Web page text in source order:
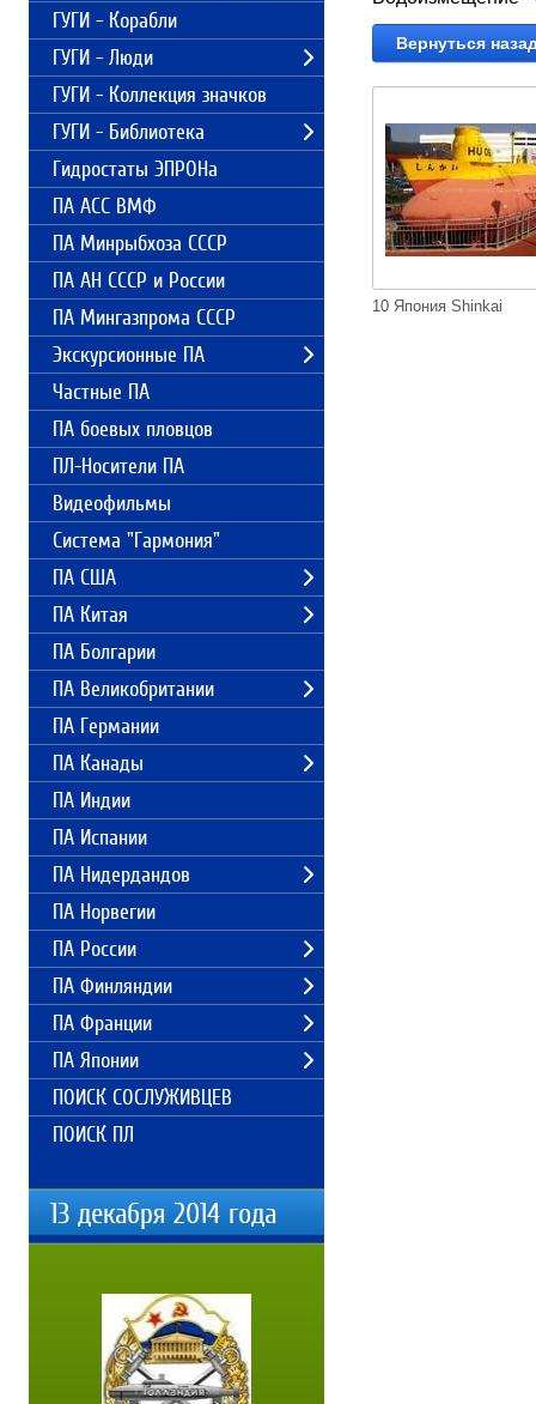
ГУГИ - Корабли
ГУГИ - Люди
ГУГИ - Коллекция значков
ГУГИ - Библиотека
Гидростаты ЭПРОНа
ПА АСС ВМФ
ПА Минрыбхоза СССР
ПА АН СССР и России
ПА Мингазпрома СССР
Экскурсионные ПА
Частные ПА
ПА боевых пловцов
ПЛ-Носители ПА
Видеофильмы
Система "Гармония"
ПА США
ПА Китая
ПА Болгарии
ПА Великобритании
ПА Германии
ПА Канады
ПА Индии
ПА Испании
ПА Нидердандов
ПА Норвегии
ПА России
ПА Финляндии
ПА Франции
ПА Японии
ПОИСК СОСЛУЖИВЦЕВ
ПОИСК ПЛ
13 декабря 2014 года
Вернуться
10 Япония Shinkai